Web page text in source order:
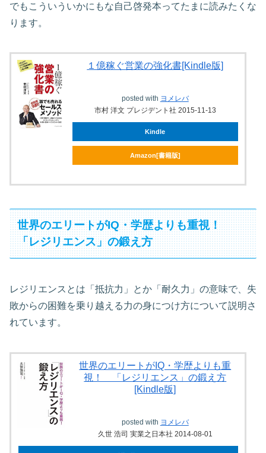
でもこういういかにもな自己啓発本ってたまに読みたくな
ります。
１億稼ぐ営業の強化書[Kindle版]
posted with ヨメレバ
市村 洋文 プレジデント社 2015-11-13
Kindle
Amazon[書籍版]
世界のエリートがIQ・学歴よりも重視！
「レジリエンス」の鍛え方
レジリエンスとは「抵抗力」とか「耐久力」の意味で、失
敗からの困難を乗り越える力の身につけ方について説明さ
れています。
世界のエリートがIQ・学歴よりも重
視！ 「レジリエンス」の鍛え方
[Kindle版]
posted with ヨメレバ
久世 浩司 実業之日本社 2014-08-01